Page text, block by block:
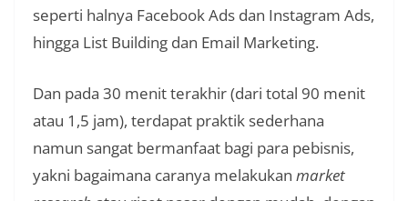
seperti halnya Facebook Ads dan Instagram Ads,
hingga List Building dan Email Marketing.
Dan pada 30 menit terakhir (dari total 90 menit
atau 1,5 jam), terdapat praktik sederhana
namun sangat bermanfaat bagi para pebisnis,
yakni bagaimana caranya melakukan market